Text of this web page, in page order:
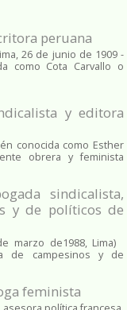
peruana
26 de junio de 1909 -
como Cota Carvallo o
y editora
conocida como Esther
obrera y feminista
sindicalista,
y de políticos de
marzo de1988, Lima)
de campesinos y de
feminista